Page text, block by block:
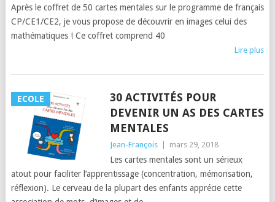
Après le coffret de 50 cartes mentales sur le programme de français
CP/CE1/CE2, je vous propose de découvrir en images celui des
mathématiques ! Ce coffret comprend 40
Lire plus
ECOLE
30 ACTIVITÉS POUR
DEVENIR UN AS DES CARTES
MENTALES
Jean-François mars 29, 2018
Les cartes mentales sont un sérieux
atout pour faciliter l’apprentissage (concentration, mémorisation,
réflexion). Le cerveau de la plupart des enfants apprécie cette